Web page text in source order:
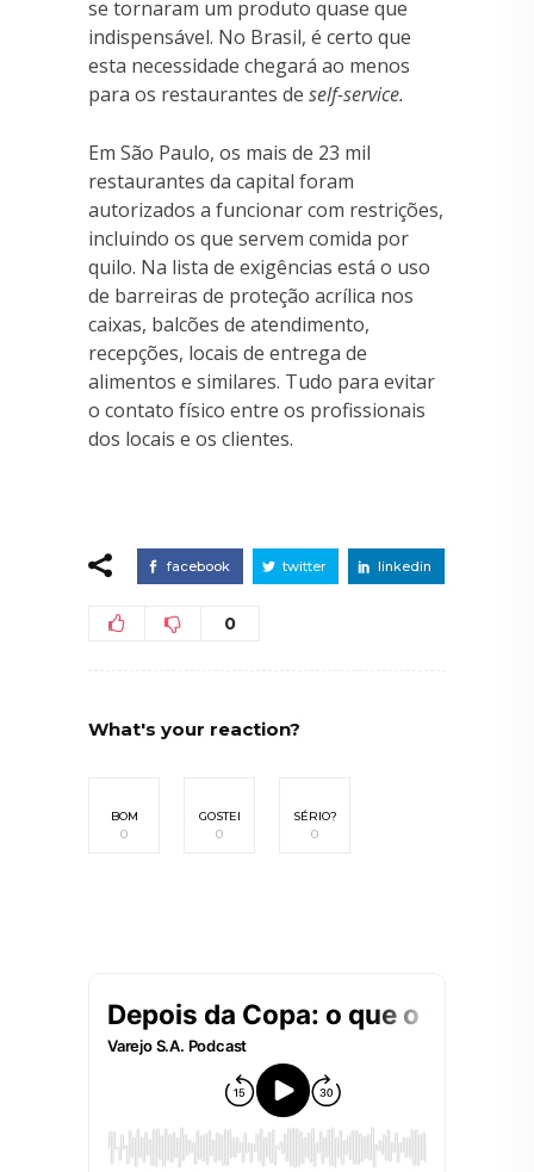
se tornaram um produto quase que
indispensável. No Brasil, é certo que
esta necessidade chegará ao menos
para os restaurantes de self-service.
Em São Paulo, os mais de 23 mil
restaurantes da capital foram
autorizados a funcionar com restrições,
incluindo os que servem comida por
quilo. Na lista de exigências está o uso
de barreiras de proteção acrílica nos
caixas, balcões de atendimento,
recepções, locais de entrega de
alimentos e similares. Tudo para evitar
o contato físico entre os profissionais
dos locais e os clientes.
facebook twitter linkedin
0
What's your reaction?
BOM
0
GOSTEI
0
SÉRIO?
0